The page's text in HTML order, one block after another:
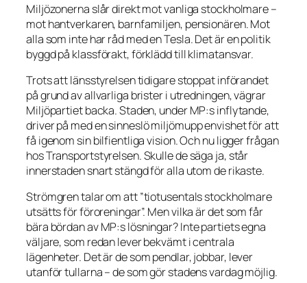
Miljözonerna slår direkt mot vanliga stockholmare –
mot hantverkaren, barnfamiljen, pensionären. Mot
alla som inte har råd med en Tesla. Det är en politik
byggd på klassförakt, förklädd till klimatansvar.
Trots att länsstyrelsen tidigare stoppat införandet
på grund av allvarliga brister i utredningen, vägrar
Miljöpartiet backa. Staden, under MP:s inflytande,
driver på med en sinneslö miljömupp envishet för att
få igenom sin bilfientliga vision. Och nu ligger frågan
hos Transportstyrelsen. Skulle de säga ja, står
innerstaden snart stängd för alla utom de rikaste.
Strömgren talar om att ”tiotusentals stockholmare
utsätts för föroreningar”. Men vilka är det som får
bära bördan av MP:s lösningar? Inte partiets egna
väljare, som redan lever bekvämt i centrala
lägenheter. Det är de som pendlar, jobbar, lever
utanför tullarna – de som gör stadens vardag möjlig.